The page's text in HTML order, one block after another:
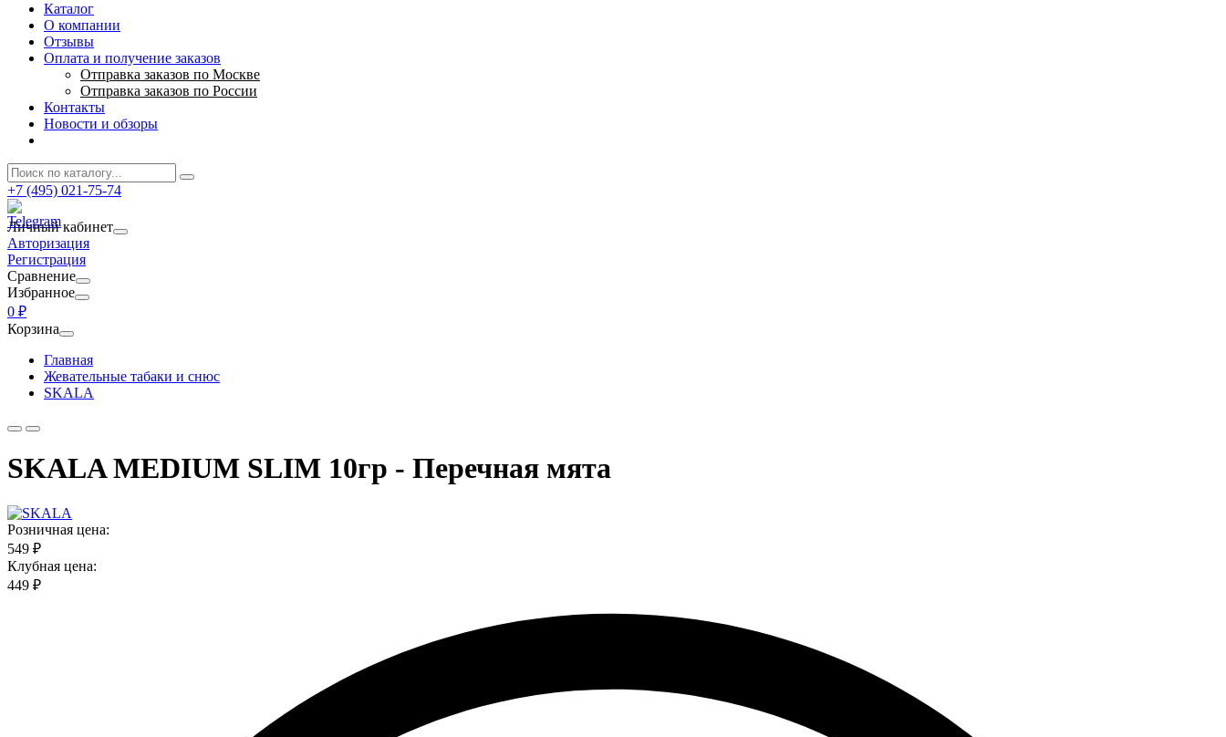
Каталог
О компании
Отзывы
Оплата и получение заказов
Отправка заказов по Москве
Отправка заказов по России
Контакты
Новости и обзоры
+7 (495) 021-75-74
Личный кабинет
Авторизация
Регистрация
Сравнение
Избранное
0 ₽
Корзина
Главная
Жевательные табаки и снюс
SKALA
SKALA MEDIUM SLIM 10гр - Перечная мята
Розничная цена:
549 ₽
Клубная цена:
449 ₽